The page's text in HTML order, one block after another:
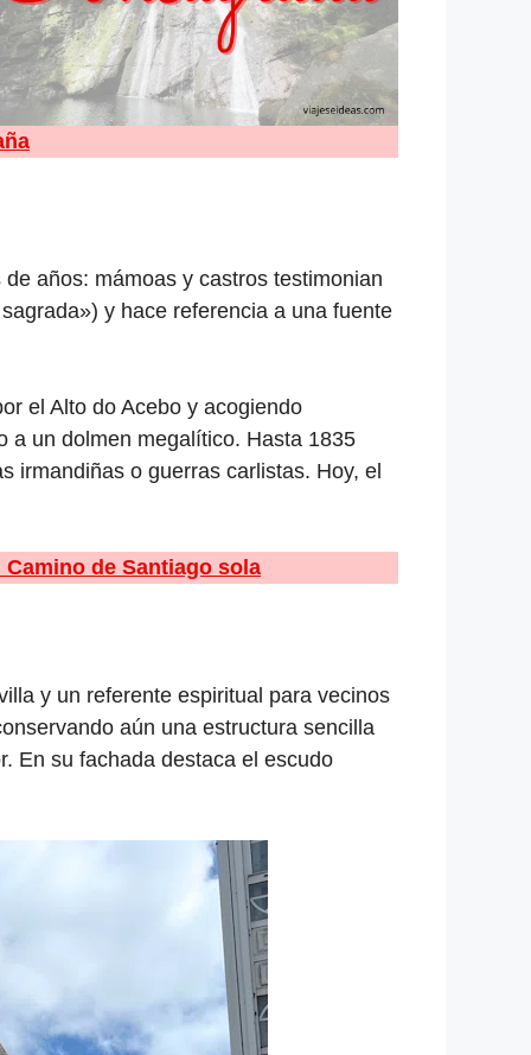
años: mámoas y castros testimonian
y hace referencia a una fuente
el Alto do Acebo y acogiendo
a un dolmen megalítico. Hasta 1835
irmandiñas o guerras carlistas. Hoy, el
Camino de Santiago sola
y un referente espiritual para vecinos
aún una estructura sencilla
En su fachada destaca el escudo